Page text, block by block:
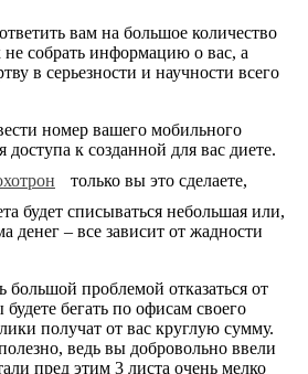
вам на большое количество
не собрать информацию о вас, а
в серьезности и научности всего
номер вашего мобильного
доступа к созданной для вас диете.
только вы это сделаете,
будет списываться небольшая или,
денег – все зависит от жадности
большой проблемой отказаться от
бегать по офисам своего
получат от вас круглую сумму.
ведь вы добровольно ввели
пред этим 3 листа очень мелко